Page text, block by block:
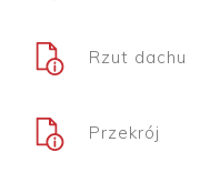
Rzut dachu
Przekrój